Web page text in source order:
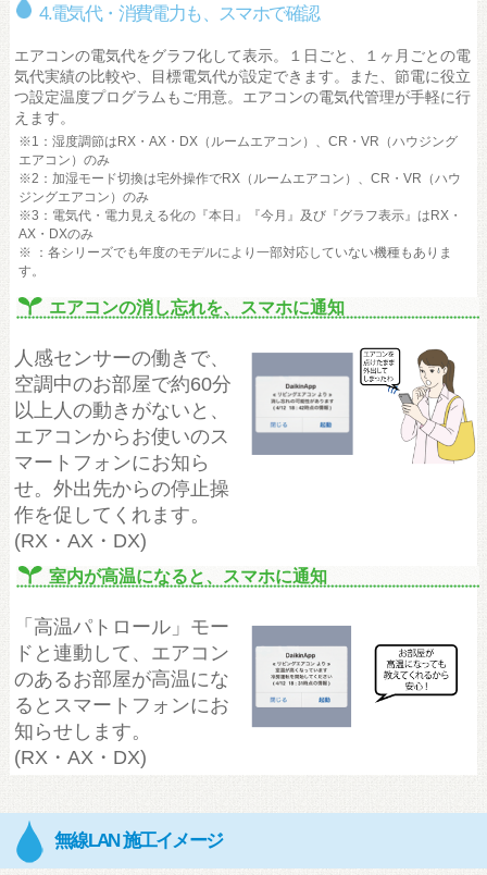
4.電気代・消費電力も、スマホで確認
エアコンの電気代をグラフ化して表示。１日ごと、１ヶ月ごとの電
気代実績の比較や、目標電気代が設定できます。また、節電に役立
つ設定温度プログラムもご用意。エアコンの電気代管理が手軽に行
えます。
※1：湿度調節はRX・AX・DX（ルームエアコン）、CR・VR（ハウジング
エアコン）のみ
※2：加湿モード切換は宅外操作でRX（ルームエアコン）、CR・VR（ハウ
ジングエアコン）のみ
※3：電気代・電力見える化の『本日』『今月』及び『グラフ表示』はRX・
AX・DXのみ
※ ：各シリーズでも年度のモデルにより一部対応していない機種もありま
す。
エアコンの消し忘れを、スマホに通知
人感センサーの働きで、
空調中のお部屋で約60分
以上人の動きがないと、
エアコンからお使いのス
マートフォンにお知ら
せ。外出先からの停止操
作を促してくれます。
(RX・AX・DX)
室内が高温になると、スマホに通知
「高温パトロール」モー
ドと連動して、エアコン
のあるお部屋が高温にな
るとスマートフォンにお
知らせします。
(RX・AX・DX)
無線LAN 施工イメージ